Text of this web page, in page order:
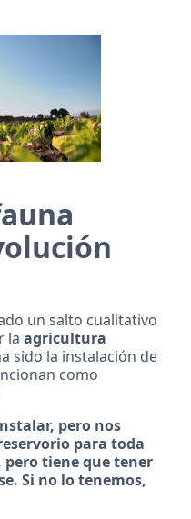
un salto cualitativo
la agricultura
sido la instalación de
como
pero nos
para toda
tiene que tener
Si no lo tenemos,